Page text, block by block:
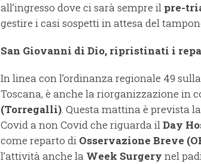
all’ingresso dove ci sarà sempre il pre-
gestire i casi sospetti in attesa del
San Giovanni di Dio, ripristinati i
In linea con l’ordinanza regionale 49
Toscana, è anche la riorganizzazione in
(Torregalli). Questa mattina è prevista
Covid a non Covid che riguarda ilDay
come reparto di Osservazione Breve
l’attività anche la Week Surgery nel